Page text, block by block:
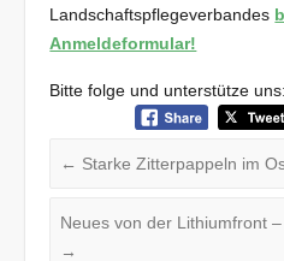
Landschaftspflegeverbandes
Anmeldeformular!
Bitte folge und unterstütze uns:
← Starke Zitterpappeln im
Neues von der Lithiumfront
→